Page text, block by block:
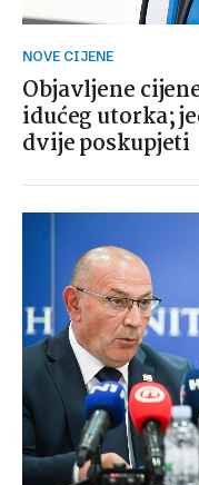
NOVE CIJENE
Objavljene
idućeg utorka;
dvije poskupjeti